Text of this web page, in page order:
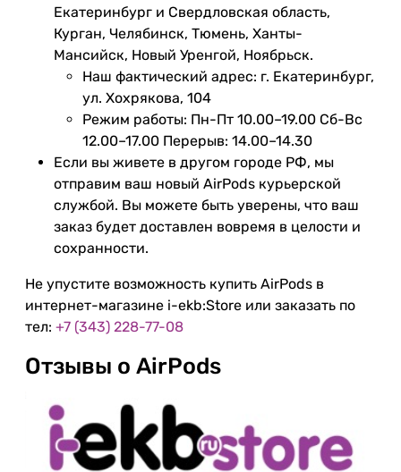
Екатеринбург и Свердловская область,
Курган, Челябинск, Тюмень, Ханты-
Мансийск, Новый Уренгой, Ноябрьск.
Наш фактический адрес: г. Екатеринбург,
ул. Хохрякова, 104
Режим работы: Пн-Пт 10.00–19.00 Сб-Вс
12.00–17.00 Перерыв: 14.00–14.30
Если вы живете в другом городе РФ, мы
отправим ваш новый AirPods курьерской
службой. Вы можете быть уверены, что ваш
заказ будет доставлен вовремя в целости и
сохранности.
Не упустите возможность купить AirPods в
интернет-магазине i-ekb:Store или заказать по
тел: +7 (343) 228-77-08
Отзывы о AirPods